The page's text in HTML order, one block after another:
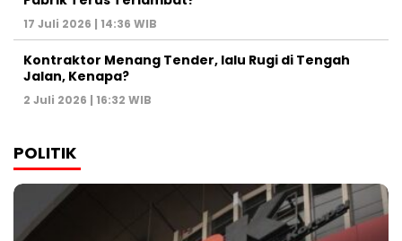
17 Juli 2026 | 14:36 WIB
Kontraktor Menang Tender, lalu Rugi di Tengah
Jalan, Kenapa?
2 Juli 2026 | 16:32 WIB
POLITIK